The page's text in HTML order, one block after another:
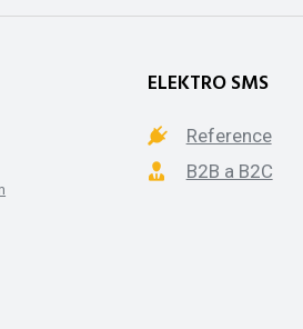
ELEKTRO SMS
Reference
B2B a B2C